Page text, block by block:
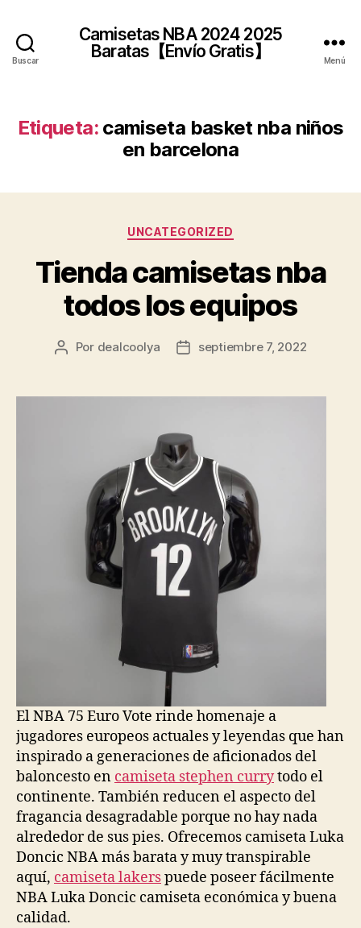
Buscar
Camisetas NBA 2024 2025
Baratas【Envío Gratis】
Menú
Etiqueta: camiseta basket nba niños
en barcelona
Categorías
UNCATEGORIZED
Tienda camisetas nba
todos los equipos
Autor
entrada
Por dealcoolya
Fecha
entrada
septiembre 7, 2022
El NBA 75 Euro Vote rinde homenaje a
jugadores europeos actuales y leyendas que han
inspirado a generaciones de aficionados del
baloncesto en camiseta stephen currytodo el
continente. También reducen el aspecto del
fragancia desagradable porque no hay nada
alrededor de sus pies. Ofrecemos camiseta Luka
Doncic NBA más barata y muy transpirable
aquí, camiseta lakerspuede poseer fácilmente
NBA Luka Doncic camiseta económica y buena
calidad.